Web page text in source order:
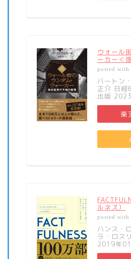
ウォール
ーカー＜
posted with
バートン
正介 日
出版
楽
ルネス）
posted with
ハンス・
ラ・ロス
2019年